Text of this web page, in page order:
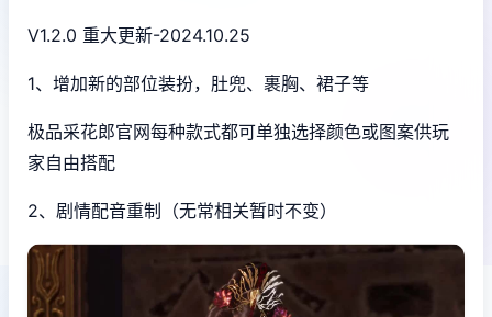
V1.2.0 重大更新-2024.10.25
1、增加新的部位装扮，肚兜、裹胸、裙子等
极品采花郎官网每种款式都可单独选择颜色或图案供玩
家自由搭配
2、剧情配音重制（无常相关暂时不变）